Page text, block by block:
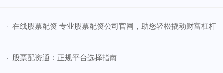
· ​在线股票配资 专业股票配资公司官网，助您轻松撬动财富杠杆
· ​股票配资通：正规平台选择指南